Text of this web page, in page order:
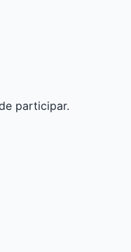
participar.